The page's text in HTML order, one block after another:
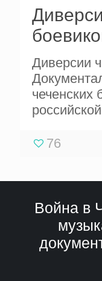
Диверсии
чеченских
76
Война в